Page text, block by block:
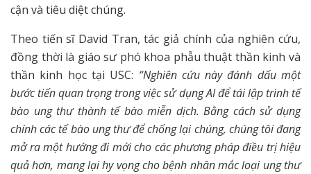
cận và tiêu diệt chúng.
Theo tiến sĩ David Tran, tác giả chính của nghiên cứu,
đồng thời là giáo sư phó khoa phẫu thuật thần kinh và
thần kinh học tại USC: “Nghiên cứu này đánh dấu một
bước tiến quan trọng trong việc sử dụng AI để tái lập trình tế
bào ung thư thành tế bào miễn dịch. Bằng cách sử dụng
chính các tế bào ung thư để chống lại chúng, chúng tôi đang
mở ra một hướng đi mới cho các phương pháp điều trị hiệu
quả hơn, mang lại hy vọng cho bệnh nhân mắc loại ung thư